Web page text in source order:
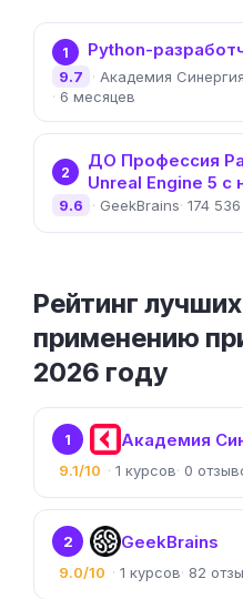
1 Python-
Академия Синергия
6 месяцев
9.7
2
ДО Профессия
Unreal Engine 5 с
GeekBrains 174
9.6
Рейтинг
применению
2026 году
1 Академия
9.1/10 1 0
2 GeekBrains
9.0/10 1 82